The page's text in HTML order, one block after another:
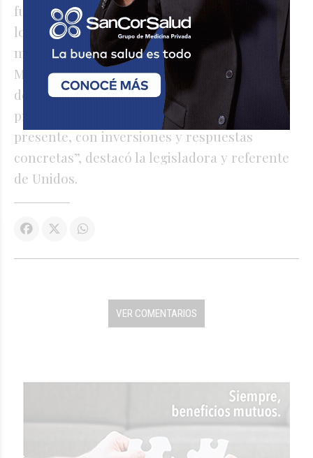
fundamentales para la vida y el desarrollo de
los santafesinos. Así como hoy ponemos en
marcha proyectos en Rafaela, el gobierno de
Maximiliano Pullaro está presente con obras
de infraestructura en cada rincón de la
provincia donde se puede ver un Estado
presente, con inversiones y respuestas
concretas”, destacó la legisladora y referente
de Unidos.
VER COMENTARIOS